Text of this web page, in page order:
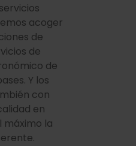
acoger
de
de
de
Y los
con
en
la